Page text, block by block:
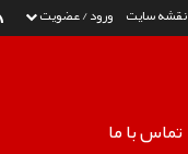
ورود / عضویت نقشه سایت
تماس با ما